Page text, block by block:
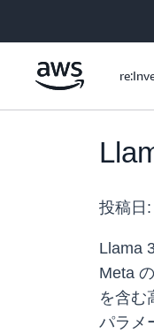
投稿日:
Llama
Meta
を含む
パラメ